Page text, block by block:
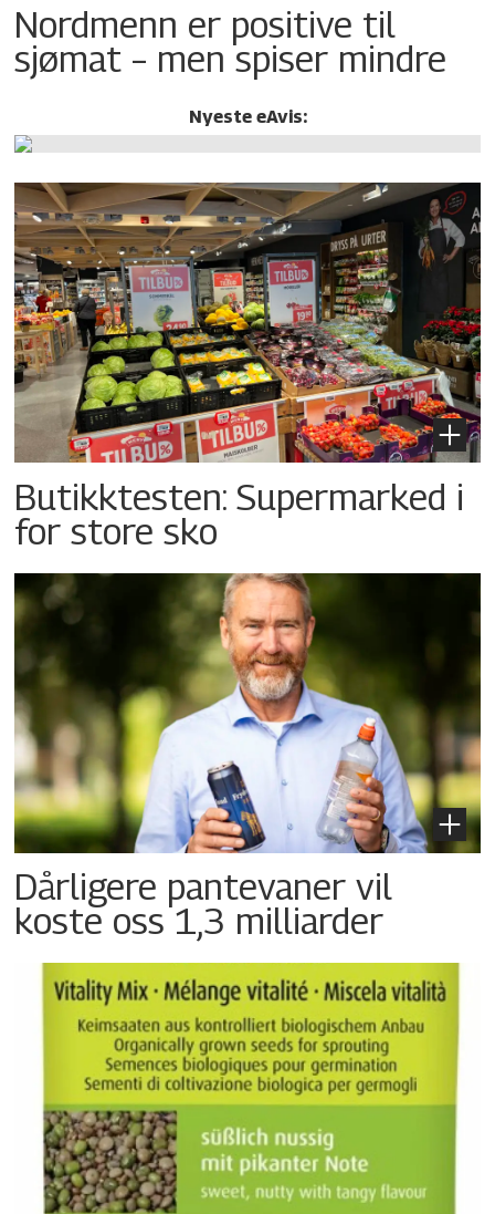
Nordmenn er positive til
sjømat – men spiser mindre
Nyeste eAvis:
Butikktesten: Supermarked i
for store sko
Dårligere pantevaner vil
koste oss 1,3 milliarder